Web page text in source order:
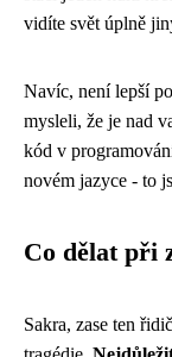
vidíte svět úplně
Navíc, není lepší
mysleli, že je nad
kód v
novém jazyce - to
Co dělat při
Sakra, zase ten